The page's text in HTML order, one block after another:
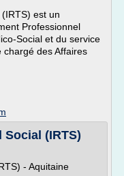
est un
Professionnel
Social et du service
des Affaires
(IRTS)
- Aquitaine